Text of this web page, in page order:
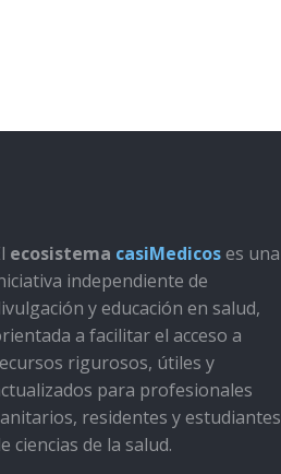
ecosistema casiMedicoses una
independiente de
y educación en salud,
a facilitar el acceso a
rigurosos, útiles y
para profesionales
residentes y estudiantes
ciencias de la salud.